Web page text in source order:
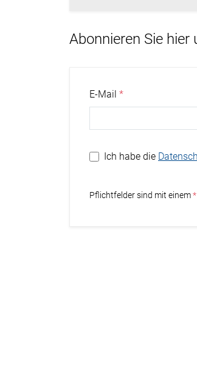
Abonnieren Sie hier
E-Mail
Ich habe die
Pflichtfelder sind mit einem